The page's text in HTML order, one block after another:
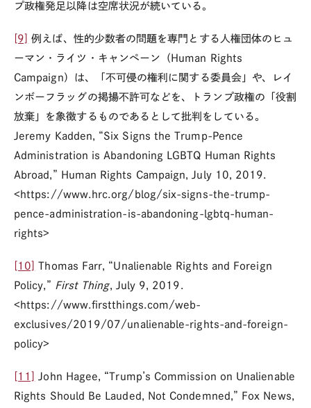
プ政権発足以降は空席状況が続いている。
[9]
例えば、性的少数者の問題を専門とする人権団体のヒュ
ーマン・ライツ・キャンペーン（Human Rights
Campaign）は、「不可侵の権利に関する委員会」や、レイ
ンボーフラッグの掲揚不許可などを、トランプ政権の「役割
放棄」を象徴するものであるとして批判をしている。
Jeremy Kadden, “Six Signs the Trump-Pence
Administration is Abandoning LGBTQ Human Rights
Abroad,” Human Rights Campaign, July 10, 2019.
<https://www.hrc.org/blog/six-signs-the-trump-
pence-administration-is-abandoning-lgbtq-human-
rights>
[10]
Thomas Farr, “Unalienable Rights and Foreign
Policy,” First Thing, July 9, 2019.
<https://www.firstthings.com/web-
exclusives/2019/07/unalienable-rights-and-foreign-
policy>
[11]
John Hagee, “Trump’s Commission on Unalienable
Rights Should Be Lauded, Not Condemned,” Fox News,